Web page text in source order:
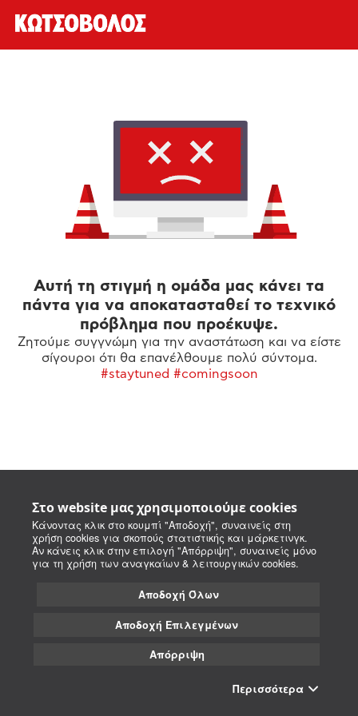
Στο website μας χρησιμοποιούμε cookies
Κάνοντας κλικ στο κουμπί "Αποδοχή", συναινείς στη
χρήση cookies για σκοπούς στατιστικής και μάρκετινγκ.
Αν κάνεις κλικ στην επιλογή "Απόρριψη", συναινείς μόνο
για τη χρήση των αναγκαίων & λειτουργικών cookies.
Αποδοχή Όλων
Αποδοχή Επιλεγμένων
Απόρριψη
Περισσότερα
Αυτή τη στιγμή η ομάδα μας κάνει τα
πάντα για να αποκατασταθεί το τεχνικό
πρόβλημα που προέκυψε.
Ζητούμε συγγνώμη για την αναστάτωση και να είστε
σίγουροι ότι θα επανέλθουμε πολύ σύντομα.
#staytuned #comingsoon